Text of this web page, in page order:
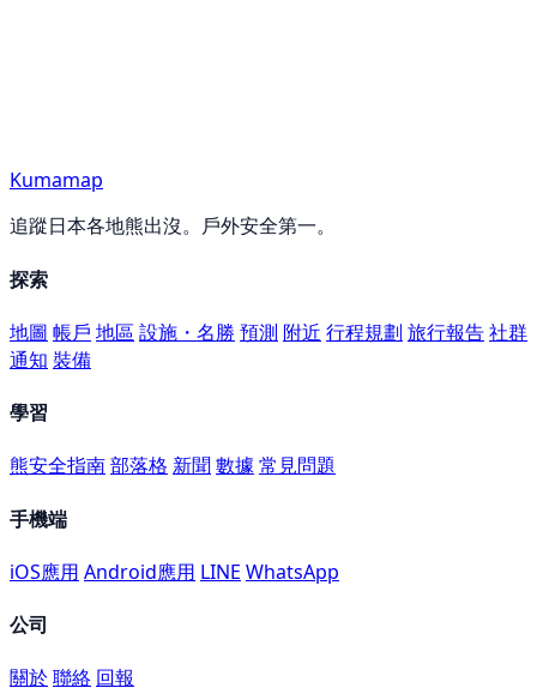
Kumamap
追蹤日本各地熊出沒。戶外安全第一。
探索
地圖 帳戶 地區 設施・名勝 預測 附近 行程規劃 旅行報告社群
通知 裝備
學習
熊安全指南部落格 新聞數據 常見問題
手機端
iOS應用 Android應用 LINE WhatsApp
公司
關於聯絡 回報